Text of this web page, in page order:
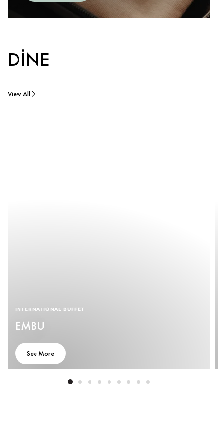
DINE
View All
INTERNATIONAL BUFFET
EMBU
See More